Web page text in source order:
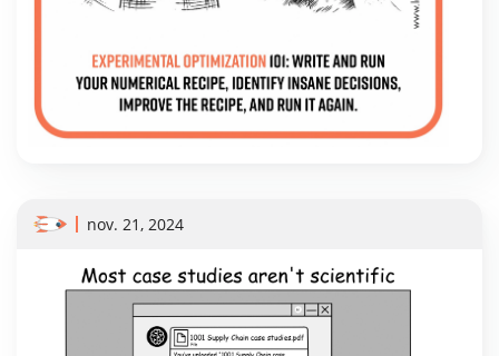
nov. 21, 2024